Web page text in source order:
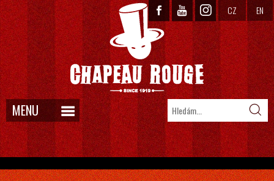
CZ EN
MENU